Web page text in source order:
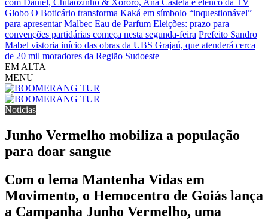
com Daniel, Chitãozinho & Xororó, Ana Castela e elenco da TV
Globo O Boticário transforma Kaká em símbolo “inquestionável”
para apresentar Malbec Eau de Parfum Eleições: prazo para
convenções partidárias começa nesta segunda-feira Prefeito Sandro
Mabel vistoria início das obras da UBS Grajaú, que atenderá cerca
de 20 mil moradores da Região Sudoeste
EM ALTA
MENU
Noticias
Junho Vermelho mobiliza a população
para doar sangue
Com o lema Mantenha Vidas em
Movimento, o Hemocentro de Goiás lança
a Campanha Junho Vermelho, uma